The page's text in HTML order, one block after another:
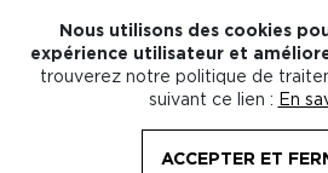
Nous utilisons des cookies
expérience utilisateur et
trouverez notre politique de
suivant ce lien : En
ACCEPTER ET